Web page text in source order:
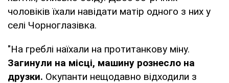
чоловіків їхали навідати матір одного з них у
селі Чорноглазівка.
"На греблі наїхали на протитанкову міну.
Загинули на місці, машину рознесло на
друзки. Окупанти нещодавно відходили з